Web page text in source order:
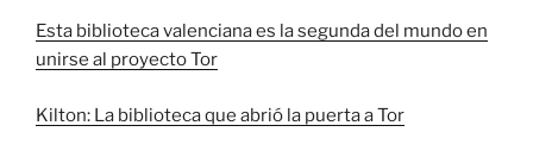
Esta biblioteca valenciana es la segunda del mundo en
unirse al proyecto Tor
Kilton: La biblioteca que abrió la puerta a Tor